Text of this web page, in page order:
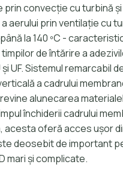
prin convecție cu turbină
aerului prin ventilație cu
la 140 ºC -
de întărire a
și UF. Sistemul remarcabil
a cadrului
alunecarea
închiderii cadrului
acesta oferă acces ușor
deosebit de important
mari și complicate.